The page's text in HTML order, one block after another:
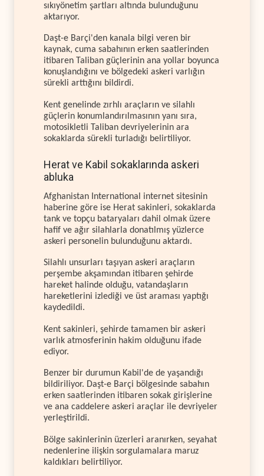
sıkıyönetim şartları altında bulunduğunu
aktarıyor.
Daşt-e Barçi'den kanala bilgi veren bir
kaynak, cuma sabahının erken saatlerinden
itibaren Taliban güçlerinin ana yollar boyunca
konuşlandığını ve bölgedeki askeri varlığın
sürekli arttığını bildirdi.
Kent genelinde zırhlı araçların ve silahlı
güçlerin konumlandırılmasının yanı sıra,
motosikletli Taliban devriyelerinin ara
sokaklarda sürekli turladığı belirtiliyor.
Herat ve Kabil sokaklarında askeri
abluka
Afghanistan International internet sitesinin
haberine göre ise Herat sakinleri, sokaklarda
tank ve topçu bataryaları dahil olmak üzere
hafif ve ağır silahlarla donatılmış yüzlerce
askeri personelin bulunduğunu aktardı.
Silahlı unsurları taşıyan askeri araçların
perşembe akşamından itibaren şehirde
hareket halinde olduğu, vatandaşların
hareketlerini izlediği ve üst araması yaptığı
kaydedildi.
Kent sakinleri, şehirde tamamen bir askeri
varlık atmosferinin hakim olduğunu ifade
ediyor.
Benzer bir durumun Kabil'de de yaşandığı
bildiriliyor. Daşt-e Barçi bölgesinde sabahın
erken saatlerinden itibaren sokak girişlerine
ve ana caddelere askeri araçlar ile devriyeler
yerleştirildi.
Bölge sakinlerinin üzerleri aranırken, seyahat
nedenlerine ilişkin sorgulamalara maruz
kaldıkları belirtiliyor.